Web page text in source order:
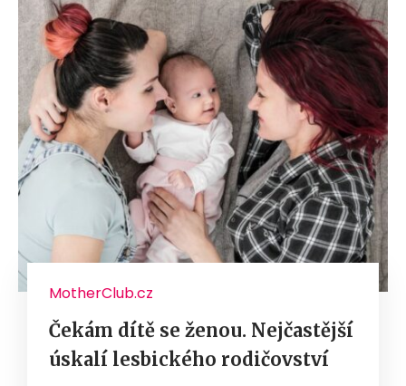
MotherClub.cz
Čekám dítě se ženou. Nejčastější
úskalí lesbického rodičovství